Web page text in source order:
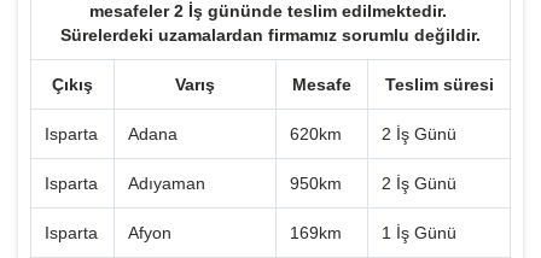
mesafeler 2 İş gününde teslim edilmektedir.
Sürelerdeki uzamalardan firmamız sorumlu değildir.
Çıkış Varış Mesafe Teslim süresi
Isparta Adana 620km 2 İş Günü
Isparta Adıyaman 950km 2 İş Günü
Isparta Afyon 169km 1 İş Günü